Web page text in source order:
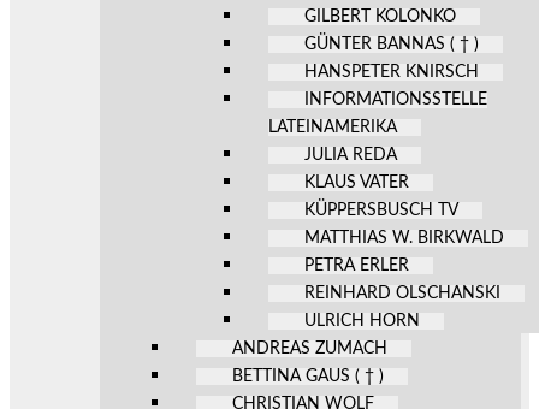
GILBERT KOLONKO
GÜNTER BANNAS ( † )
HANSPETER KNIRSCH
INFORMATIONSSTELLE
LATEINAMERIKA
JULIA REDA
KLAUS VATER
KÜPPERSBUSCH TV
MATTHIAS W. BIRKWALD
PETRA ERLER
REINHARD OLSCHANSKI
ULRICH HORN
ANDREAS ZUMACH
BETTINA GAUS ( † )
CHRISTIAN WOLF